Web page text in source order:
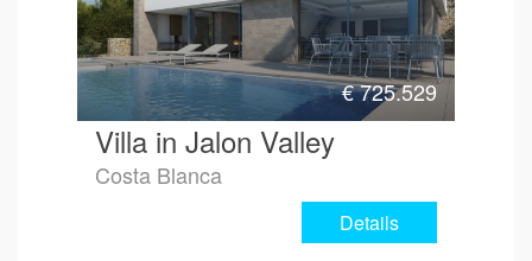
€725.529
Villa in Jalon Valley
Costa Blanca
Details